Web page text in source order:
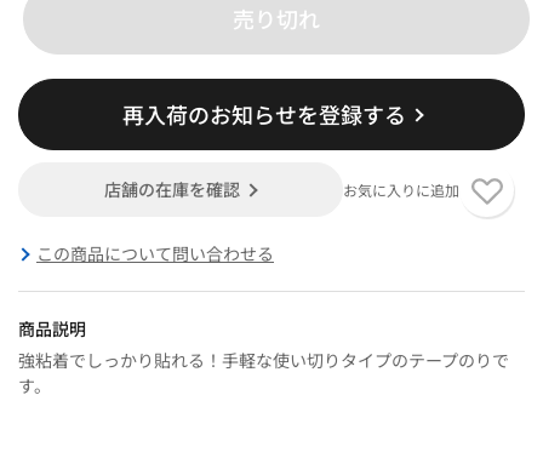
売り切れ
再入荷のお知らせを登録する
店舗の在庫を確認 お気に入りに追加
この商品について問い合わせる
商品説明
強粘着でしっかり貼れる！手軽な使い切りタイプのテープのりで
す。